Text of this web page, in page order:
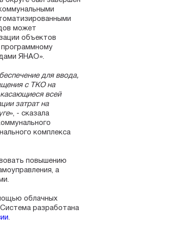
может
объектов
ЯНАО».
для ввода,
с ТКО на
всей
затрат на
», - сказала
комплекса
повышению
а
облачных
разработана
.